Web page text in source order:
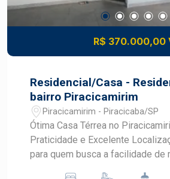
R$ 370.000,00
Residencial/Casa -
bairro Piracicamirim
Piracicamirim - Piracicaba/SP
Ótima Casa Térrea no
Praticidade e Excelente
para quem busca a facilidade de